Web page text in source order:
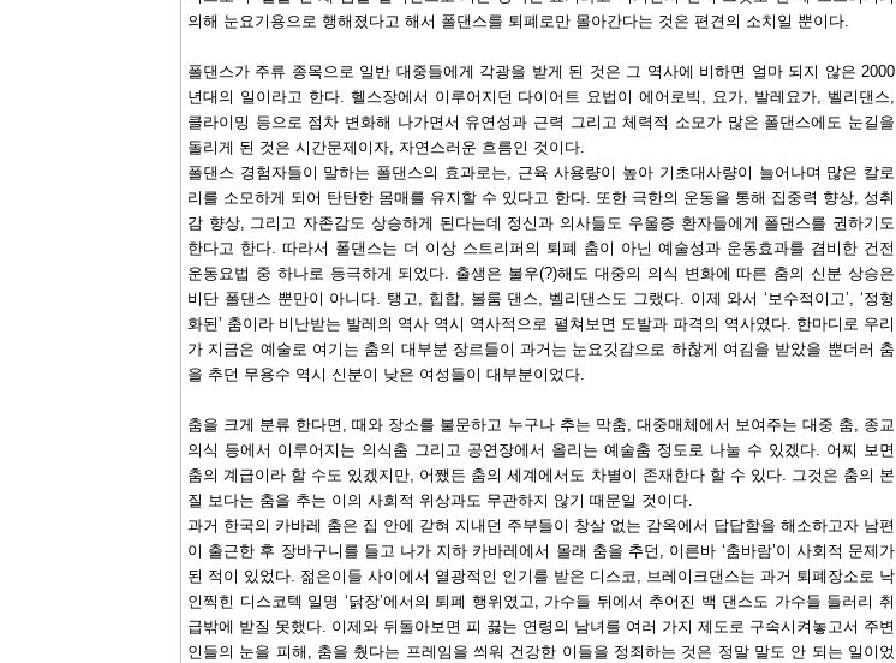
의해 눈요기용으로 행해졌다고 해서 폴댄스를 퇴폐로만 몰아간다는 것은 편견의 소치일 뿐이다.
폴댄스가 주류 종목으로 일반 대중들에게 각광을 받게 된 것은 그 역사에 비하면 얼마 되지 않은 2000
년대의 일이라고 한다. 헬스장에서 이루어지던 다이어트 요법이 에어로빅, 요가, 발레요가, 벨리댄스,
클라이밍 등으로 점차 변화해 나가면서 유연성과 근력 그리고 체력적 소모가 많은 폴댄스에도 눈길을
돌리게 된 것은 시간문제이자, 자연스러운 흐름인 것이다.
폴댄스 경험자들이 말하는 폴댄스의 효과로는, 근육 사용량이 높아 기초대사량이 늘어나며 많은 칼로
리를 소모하게 되어 탄탄한 몸매를 유지할 수 있다고 한다. 또한 극한의 운동을 통해 집중력 향상, 성취
감 향상, 그리고 자존감도 상승하게 된다는데 정신과 의사들도 우울증 환자들에게 폴댄스를 권하기도
한다고 한다. 따라서 폴댄스는 더 이상 스트리퍼의 퇴폐 춤이 아닌 예술성과 운동효과를 겸비한 건전
운동요법 중 하나로 등극하게 되었다. 출생은 불우(?)해도 대중의 의식 변화에 따른 춤의 신분 상승은
비단 폴댄스 뿐만이 아니다. 탱고, 힙합, 볼룸 댄스, 벨리댄스도 그랬다. 이제 와서 ‘보수적이고’, ‘정형
화된’ 춤이라 비난받는 발레의 역사 역시 역사적으로 펼쳐보면 도발과 파격의 역사였다. 한마디로 우리
가 지금은 예술로 여기는 춤의 대부분 장르들이 과거는 눈요깃감으로 하찮게 여김을 받았을 뿐더러 춤
을 추던 무용수 역시 신분이 낮은 여성들이 대부분이었다.
춤을 크게 분류 한다면, 때와 장소를 불문하고 누구나 추는 막춤, 대중매체에서 보여주는 대중 춤, 종교
의식 등에서 이루어지는 의식춤 그리고 공연장에서 올리는 예술춤 정도로 나눌 수 있겠다. 어찌 보면
춤의 계급이라 할 수도 있겠지만, 어쨌든 춤의 세계에서도 차별이 존재한다 할 수 있다. 그것은 춤의 본
질 보다는 춤을 추는 이의 사회적 위상과도 무관하지 않기 때문일 것이다.
과거 한국의 카바레 춤은 집 안에 갇혀 지내던 주부들이 창살 없는 감옥에서 답답함을 해소하고자 남편
이 출근한 후 장바구니를 들고 나가 지하 카바레에서 몰래 춤을 추던, 이른바 ‘춤바람’이 사회적 문제가
된 적이 있었다. 젊은이들 사이에서 열광적인 인기를 받은 디스코, 브레이크댄스는 과거 퇴폐장소로 낙
인찍힌 디스코텍 일명 ‘닭장’에서의 퇴폐 행위였고, 가수들 뒤에서 추어진 백 댄스도 가수들 들러리 취
급밖에 받질 못했다. 이제와 뒤돌아보면 피 끓는 연령의 남녀를 여러 가지 제도로 구속시켜놓고서 주변
인들의 눈을 피해, 춤을 췄다는 프레임을 씌워 건강한 이들을 정죄하는 것은 정말 말도 안 되는 일이었